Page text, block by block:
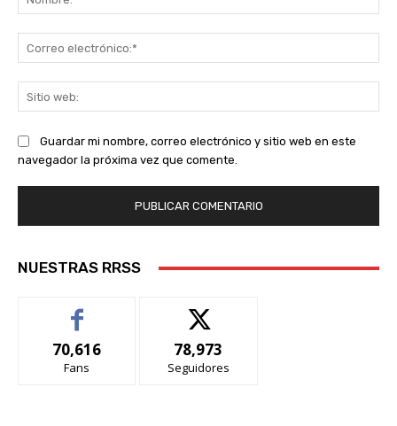
Guardar mi nombre, correo electrónico y sitio web en este
navegador la próxima vez que comente.
NUESTRAS RRSS
70,616
Fans
78,973
Seguidores